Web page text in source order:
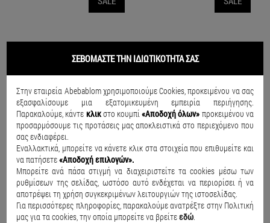
Γυαλιά ηλίου Everyday Silver
€12.67 €14.90 €19.90 €29.90
ΣΕΒΟΜΑΣΤΕ ΤΗΝ ΙΔΙΩΤΙΚΟΤΗΤΑ ΣΑΣ
Στην εταιρεία Abebablom χρησιμοποιούμε Cookies, προκειμένου να σας
εξασφαλίσουμε μια εξατομικευμένη εμπειρία περιήγησης.
Παρακαλούμε, κάντε κλικστο κουμπί«Αποδοχή όλων» προκειμένου να
προσαρμόσουμε τις προτάσεις μας αποκλειστικά στο περιεχόμενο που
σας ενδιαφέρει.
Εναλλακτικά, μπορείτε να κάνετε κλικ στα στοιχεία που επιθυμείτε και
να πατήσετε«Αποδοχή επιλογών».
Μπορείτε ανά πάσα στιγμή να διαχειριστείτε τα cookies μέσω των
ρυθμίσεων της σελίδας, ωστόσο αυτό ενδέχεται να περιορίσει ή να
αποτρέψει τη χρήση συγκεκριμένων λειτουργιών της ιστοσελίδας.
Για περισσότερες πληροφορίες, παρακαλούμε ανατρέξτε στην Πολιτική
μας για τα cookies, την οποία μπορείτε να βρείτεεδώ.